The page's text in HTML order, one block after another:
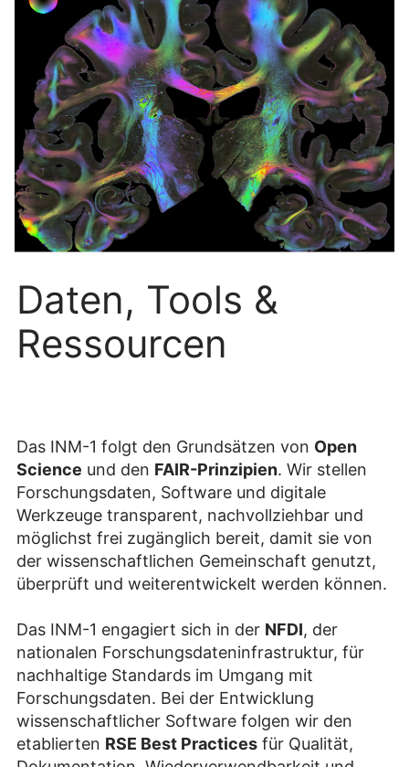
Daten, Tools &
Ressourcen
Das INM-1 folgt den Grundsätzen von Open
Science und den FAIR-Prinzipien. Wir stellen
Forschungsdaten, Software und digitale
Werkzeuge transparent, nachvollziehbar und
möglichst frei zugänglich bereit, damit sie von
der wissenschaftlichen Gemeinschaft genutzt,
überprüft und weiterentwickelt werden können.
Das INM-1 engagiert sich in der NFDI, der
nationalen Forschungsdateninfrastruktur, für
nachhaltige Standards im Umgang mit
Forschungsdaten. Bei der Entwicklung
wissenschaftlicher Software folgen wir den
etablierten RSE Best Practices für Qualität,